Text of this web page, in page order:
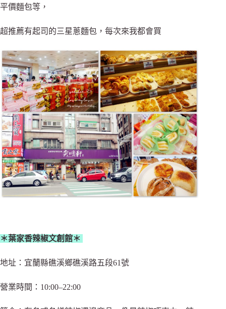
平價麵包等，
超推薦有起司的三星蔥麵包，每次來我都會買
＊葉家香辣椒文創館＊
地址：宜蘭縣礁溪鄉礁溪路五段61號
營業時間：10:00–22:00